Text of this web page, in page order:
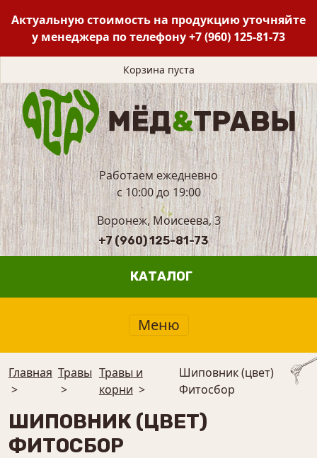
Актуальную стоимость на продукцию уточняйте
у менеджера по телефону+7 (960) 125-81-73
Корзина пуста
Работаем ежедневно
с 10:00 до 19:00
Воронеж, Моисеева, 3
+7 (960) 125-81-73
КАТАЛОГ
Меню
Главная
>
Травы
>
Травы и
корни >
Шиповник (цвет)
Фитосбор
ШИПОВНИК (ЦВЕТ)
ФИТОСБОР